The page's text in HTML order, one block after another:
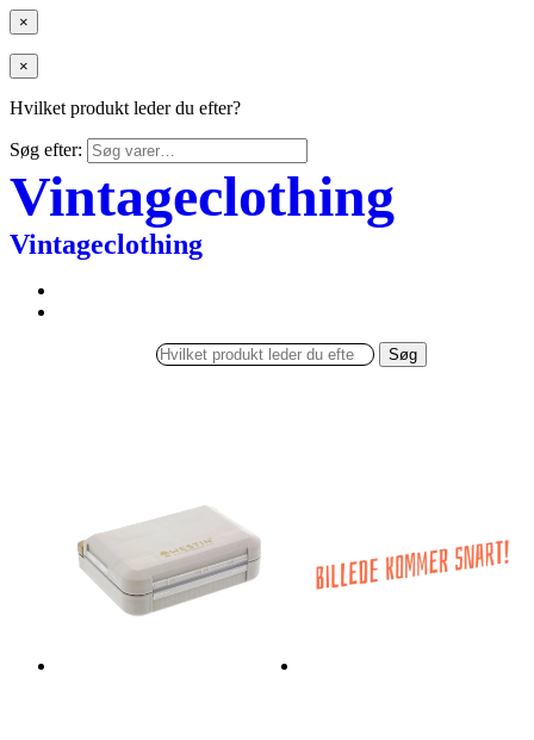
×
×
Hvilket produkt leder du efter?
Søg efter:
Vintageclothing
Vintageclothing
Søg